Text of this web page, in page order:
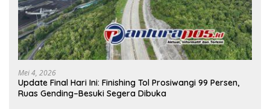
Mei 4, 2026
Update Final Hari Ini: Finishing Tol Prosiwangi 99 Persen,
Ruas Gending–Besuki Segera Dibuka